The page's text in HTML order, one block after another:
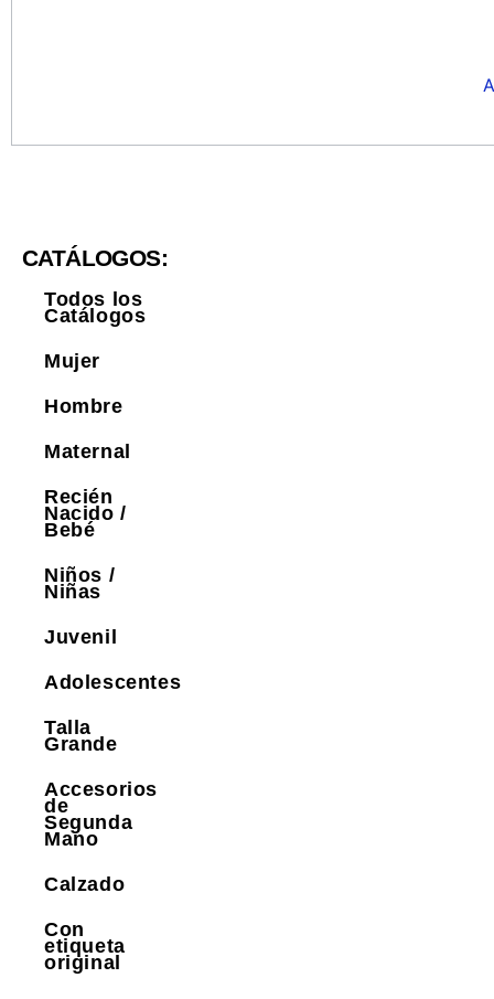
CATÁLOGOS:
Todos los
Catálogos
Mujer
Hombre
Maternal
Recién
Nacido /
Bebé
Niños /
Niñas
Juvenil
Adolescentes
Talla
Grande
Accesorios
de
Segunda
Mano
Calzado
Con
etiqueta
original